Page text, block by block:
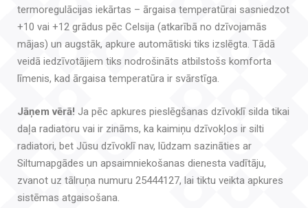
termoregulācijas iekārtas – ārgaisa temperatūrai sasniedzot
+10 vai +12 grādus pēc Celsija (atkarībā no dzīvojamās
mājas) un augstāk, apkure automātiski tiks izslēgta. Tādā
veidā iedzīvotājiem tiks nodrošināts atbilstošs komforta
līmenis, kad ārgaisa temperatūra ir svārstīga.
Jāņem vērā! Ja pēc apkures pieslēgšanas dzīvoklī silda tikai
daļa radiatoru vai ir zināms, ka kaimiņu dzīvokļos ir silti
radiatori, bet Jūsu dzīvoklī nav, lūdzam sazināties ar
Siltumapgādes un apsaimniekošanas dienesta vadītāju,
zvanot uz tālruņa numuru 25444127, lai tiktu veikta apkures
sistēmas atgaisošana.